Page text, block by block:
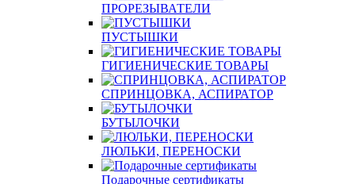
ПРОРЕЗЫВАТЕЛИ
ПУСТЫШКИ
ГИГИЕНИЧЕСКИЕ ТОВАРЫ
СПРИНЦОВКА, АСПИРАТОР
БУТЫЛОЧКИ
ЛЮЛЬКИ, ПЕРЕНОСКИ
Подарочные сертификаты